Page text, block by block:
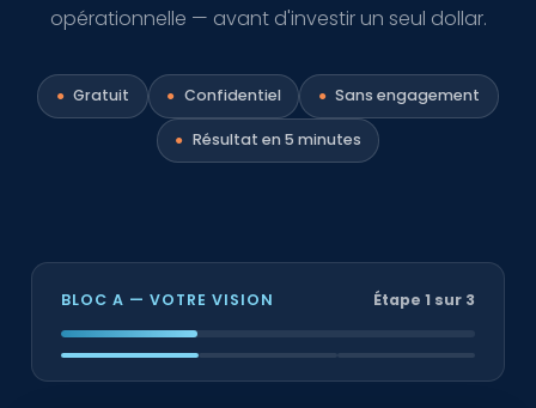
opérationnelle — avant d'investir un seul dollar.
● Gratuit ● Confidentiel ● Sans engagement
● Résultat en 5 minutes
BLOC A — VOTRE VISION Étape 1 sur 3